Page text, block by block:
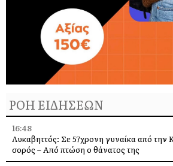
ΡΟΗ ΕΙΔΗΣΕΩΝ
16:48
Λυκαβηττός: Σε 57χρονη γυναίκα από την
σορός – Από πτώση ο θάνατος της